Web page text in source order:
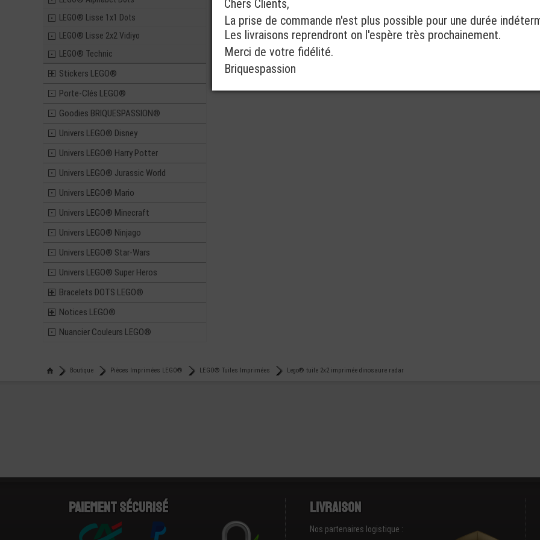
LEGO® Lisse 1x1 Dots
LEGO® Lisse 2x2 Vidiyo
LEGO® Technic
Stickers LEGO®
Porte-Clés LEGO®
Goodies BRIQUESPASSION®
Univers LEGO® Disney
Univers LEGO® Harry Potter
Univers LEGO® Jurassic World
Univers LEGO® Mario
Univers LEGO® Minecraft
Univers LEGO® Ninjago
Univers LEGO® Star-Wars
Univers LEGO® Super Heros
Bracelets DOTS LEGO®
Notices LEGO®
Nuancier Couleurs LEGO®
Boutique Pièces Imprimées LEGO® LEGO® Tuiles Imprimées Lego® tuile 2x2 imprimée dinosaure radar
Paiement sécurisé Livraison
Nos partenaires logistique :
Chers Clients,
La prise de commande n'est plus possible pour une durée
Les livraisons reprendront on l'espère très prochainement.
Merci de votre fidélité.
Briquespassion